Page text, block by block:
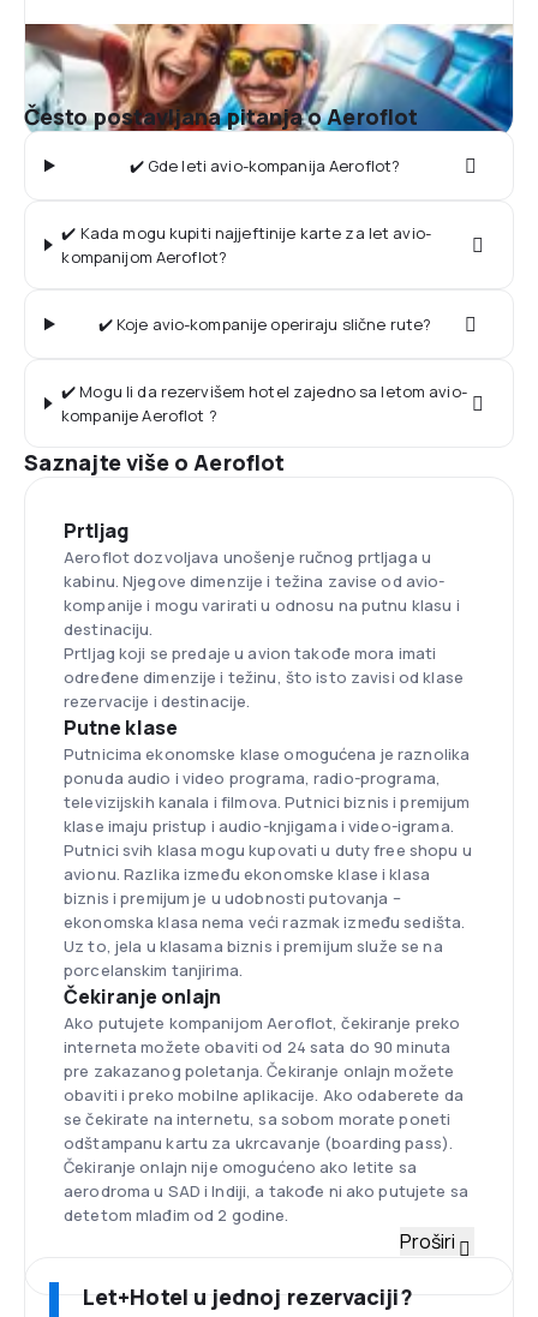
Često postavljana pitanja o Aeroflot
✔️ Gde leti avio-kompanija Aeroflot?
✔️ Kada mogu kupiti najjeftinije karte za let avio-
kompanijom Aeroflot?
✔️ Koje avio-kompanije operiraju slične rute?
✔️ Mogu li da rezervišem hotel zajedno sa letom avio-
kompanije Aeroflot ?
Saznajte više o Aeroflot
Prtljag
Aeroflot dozvoljava unošenje ručnog prtljaga u
kabinu. Njegove dimenzije i težina zavise od avio-
kompanije i mogu varirati u odnosu na putnu klasu i
destinaciju.
Prtljag koji se predaje u avion takođe mora imati
određene dimenzije i težinu, što isto zavisi od klase
rezervacije i destinacije.
Putne klase
Putnicima ekonomske klase omogućena je raznolika
ponuda audio i video programa, radio-programa,
televizijskih kanala i filmova. Putnici biznis i premijum
klase imaju pristup i audio-knjigama i video-igrama.
Putnici svih klasa mogu kupovati u duty free shopu u
avionu. Razlika između ekonomske klase i klasa
biznis i premijum je u udobnosti putovanja –
ekonomska klasa nema veći razmak između sedišta.
Uz to, jela u klasama biznis i premijum služe se na
porcelanskim tanjirima.
Čekiranje onlajn
Ako putujete kompanijom Aeroflot, čekiranje preko
interneta možete obaviti od 24 sata do 90 minuta
pre zakazanog poletanja. Čekiranje onlajn možete
obaviti i preko mobilne aplikacije. Ako odaberete da
se čekirate na internetu, sa sobom morate poneti
odštampanu kartu za ukrcavanje (boarding pass).
Čekiranje onlajn nije omogućeno ako letite sa
aerodroma u SAD i Indiji, a takođe ni ako putujete sa
detetom mlađim od 2 godine.
aviona tipova Airbus 320-200, A321-200, A330-200,
Proširi
Let+Hotel u jednoj rezervaciji?